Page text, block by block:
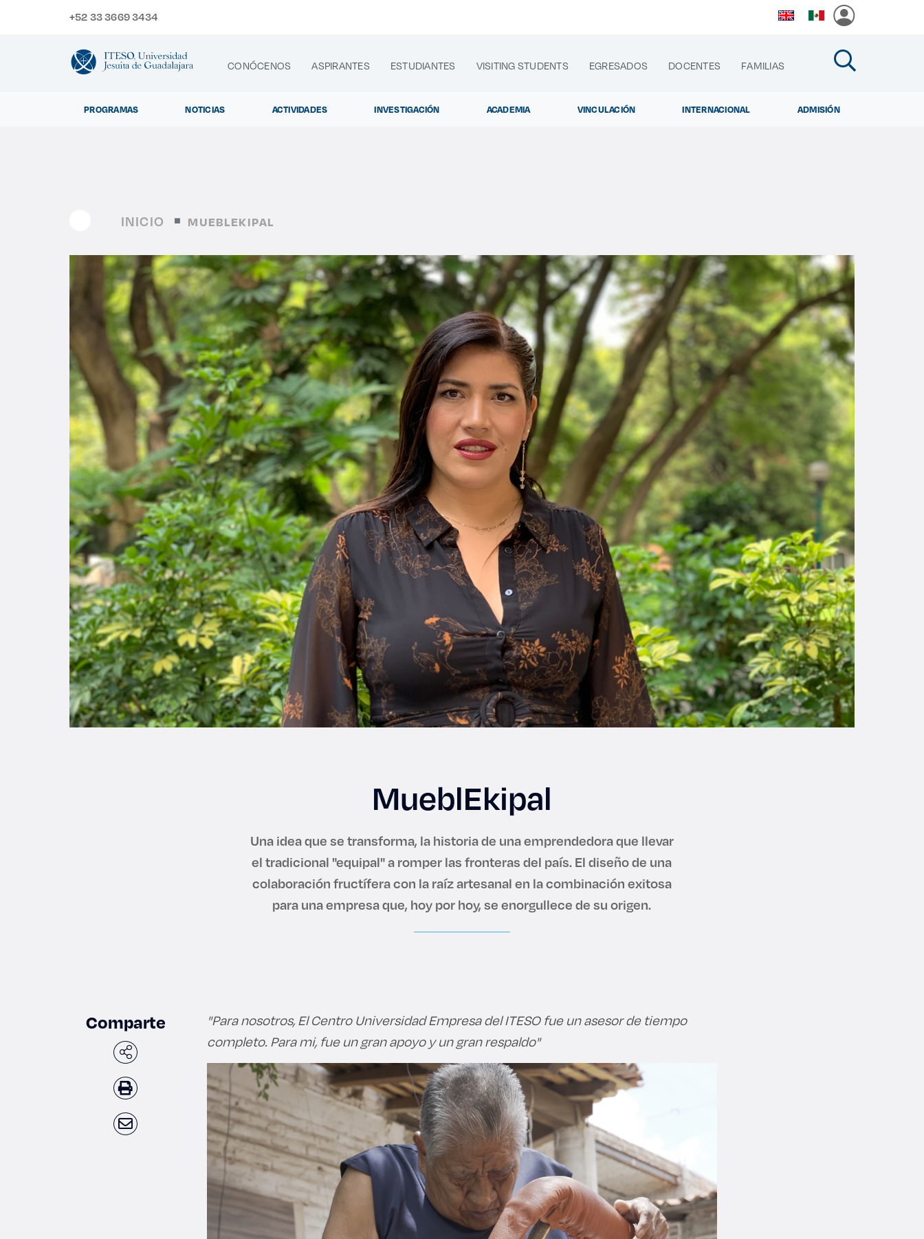
+52 33 3669 3434
CONÓCENOS ASPIRANTES ESTUDIANTES VISITING STUDENTS EGRESADOS DOCENTES FAMILIAS
PROGRAMAS NOTICIAS ACTIVIDADES INVESTIGACIÓN ACADEMIA VINCULACIÓN INTERNACIONAL ADMISIÓN
Diplomados y Cursos
Enlaces de interés
Aspirantes
Becas
Graduaciones
CRUCE
Derecho
Lo más buscado
Carreras
Derecho
Prepa ITESO
Becas
Sustentabilidad
INICIO MUEBLEKIPAL
MueblEkipal
Una idea que se transforma, la historia de una emprendedora que llevar
el tradicional "equipal" a romper las fronteras del país. El diseño de una
colaboración fructífera con la raíz artesanal en la combinación exitosa
para una empresa que, hoy por hoy, se enorgullece de su origen.
Comparte
"Para nosotros, El Centro Universidad Empresa del ITESO fue un asesor de tiempo
completo. Para mi, fue un gran apoyo y un gran respaldo"